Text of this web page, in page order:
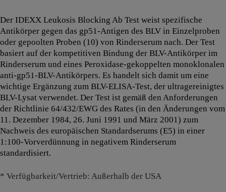
Der IDEXX Leukosis Blocking Ab Test weist spezifische
Antikörper gegen das gp51-Antigen des BLV in Einzelproben
oder gepoolten Proben (10) von Rinderserum nach. Der Test
basiert auf der kompetitiven Bindung der BLV-Antikörper im
Rinderserum und eines Peroxidase-gekoppelten monoklonalen
anti-gp51-BLV-Antikörpers. Es handelt sich damit um eine
wichtige Ergänzung zum BLV-ELISA-Test, der ultragereinigtes
BLV-Lysat verwendet. Der Test ist gemäß den Anforderungen
der Richtlinie 64/432/EWG des Rates (in den Änderungen vom
11. Dezember 1984, 26. Juni 1991 und März 2001) zum
Nachweis des europäischen Standardserums (E5) in einer
1:100-Vorverdünnung in negativem Rinderserum
standardisiert.
* Verfügbarkeit/Vertrieb: Außerhalb der USA